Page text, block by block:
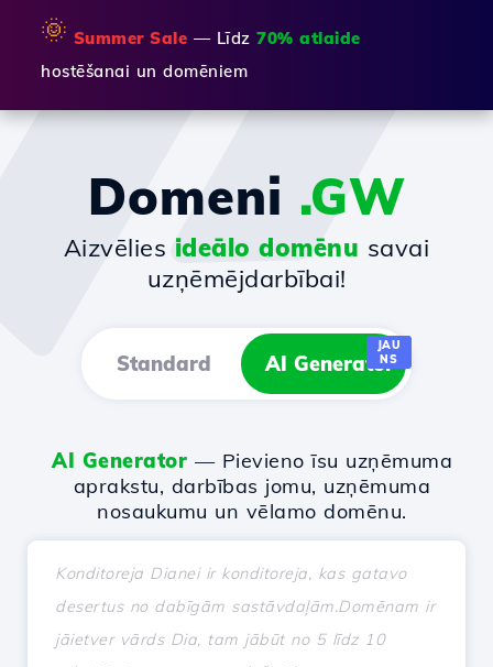
🌞 Summer Sale — Līdz 70% atlaide
hostēšanai un domēniem
Domeni .GW
Aizvēlies ideālo domēnu savai
uzņēmējdarbībai!
Standard AI Generator
JAU
NS
AI Generator — Pievieno īsu uzņēmuma
aprakstu, darbības jomu, uzņēmuma
nosaukumu un vēlamo domēnu.